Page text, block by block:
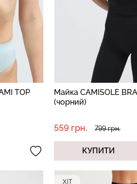
TOP
Майка CAMISOLE
(чорний)
559 грн. 799 грн.
КУПИТИ